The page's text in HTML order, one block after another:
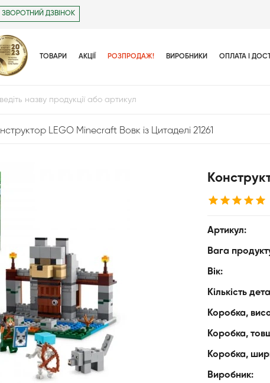
ЗВОРОТНИЙ ДЗВІНОК
ТОВАРИ АКЦІЇ РОЗПРОДАЖ! ВИРОБНИКИ ОПЛАТА І
LEGO Minecraft Вовк із Цитаделі 21261
Артикул:
Вага
Вік:
Кількість
Коробка,
Коробка,
Коробка,
Виробник: